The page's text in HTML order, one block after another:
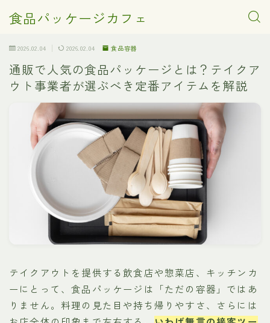
食品パッケージカフェ
2026.02.04 2026.02.04 食品容器
通販で人気の食品パッケージとは？テイクア
ウト事業者が選ぶべき定番アイテムを解説
テイクアウトを提供する飲食店や惣菜店、キッチンカ
ーにとって、食品パッケージは「ただの容器」ではあ
りません。料理の見た目や持ち帰りやすさ、さらには